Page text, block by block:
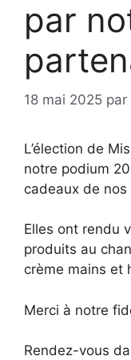
par
18 mai 2025 par
L’élection de
notre podium
cadeaux de
Elles ont rendu
produits au
crème mains et
Merci à notre
Rendez-vous